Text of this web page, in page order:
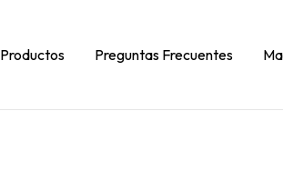
Productos Preguntas Frecuentes